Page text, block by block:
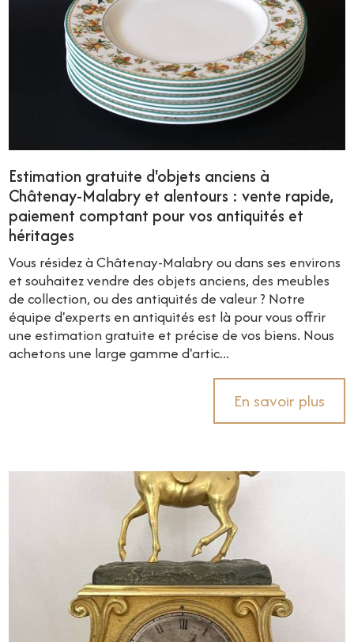
Estimation gratuite d'objets anciens à
Châtenay-Malabry et alentours : vente rapide,
paiement comptant pour vos antiquités et
héritages
Vous résidez à Châtenay-Malabry ou dans ses environs
et souhaitez vendre des objets anciens, des meubles
de collection, ou des antiquités de valeur ? Notre
équipe d'experts en antiquités est là pour vous offrir
une estimation gratuite et précise de vos biens. Nous
achetons une large gamme d'artic...
En savoir plus